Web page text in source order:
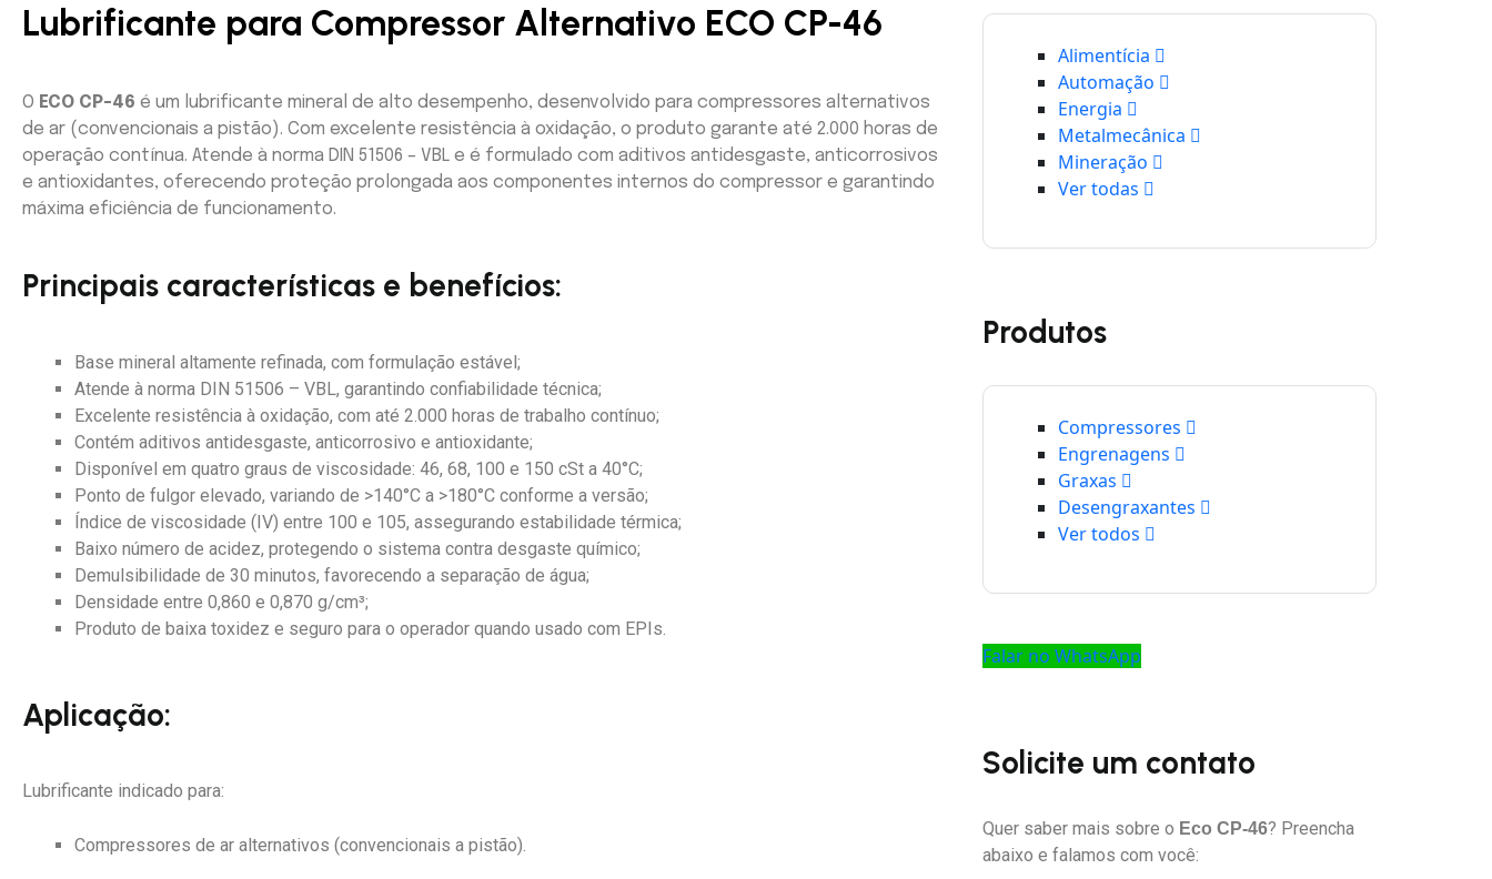
Lubrificante para Compressor Alternativo ECO CP-46
O ECO CP-46 é um lubrificante mineral de alto desempenho, desenvolvido para compressores alternativos
de ar (convencionais a pistão). Com excelente resistência à oxidação, o produto garante até 2.000 horas de
operação contínua. Atende à norma DIN 51506 – VBL e é formulado com aditivos antidesgaste, anticorrosivos
e antioxidantes, oferecendo proteção prolongada aos componentes internos do compressor e garantindo
máxima eficiência de funcionamento.
Principais características e benefícios:
Base mineral altamente refinada, com formulação estável;
Atende à norma DIN 51506 – VBL, garantindo confiabilidade técnica;
Excelente resistência à oxidação, com até 2.000 horas de trabalho contínuo;
Contém aditivos antidesgaste, anticorrosivo e antioxidante;
Disponível em quatro graus de viscosidade: 46, 68, 100 e 150 cSt a 40°C;
Ponto de fulgor elevado, variando de >140°C a >180°C conforme a versão;
Índice de viscosidade (IV) entre 100 e 105, assegurando estabilidade térmica;
Baixo número de acidez, protegendo o sistema contra desgaste químico;
Demulsibilidade de 30 minutos, favorecendo a separação de água;
Densidade entre 0,860 e 0,870 g/cm³;
Produto de baixa toxidez e seguro para o operador quando usado com EPIs.
Aplicação:
Lubrificante indicado para:
Compressores de ar alternativos (convencionais a pistão).
Alimentícia
Automação
Energia
Metalmecânica
Mineração
Ver todas
Produtos
Compressores
Engrenagens
Graxas
Desengraxantes
Ver todos
Falar no WhatsApp
Solicite um contato
Quer saber mais sobre o Eco CP-46? Preencha
abaixo e falamos com você: